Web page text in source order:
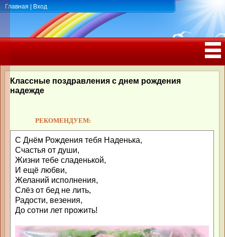
Главная Вход
РОЖДЕНИЯ, ЮБИЛЕЕМ
Классные поздравления с днем рождения
надежде
РЕКОМЕНДУЕМ:
С Днём Рождения тебя Наденька,
Счастья от души,
Жизни тебе сладенькой,
И ещё любви,
Желаний исполнения,
Слёз от бед не лить,
Радости, везения,
До сотни лет прожить!